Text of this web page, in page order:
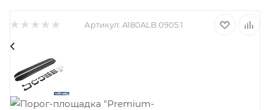
Артикул: A180ALB.0905.1